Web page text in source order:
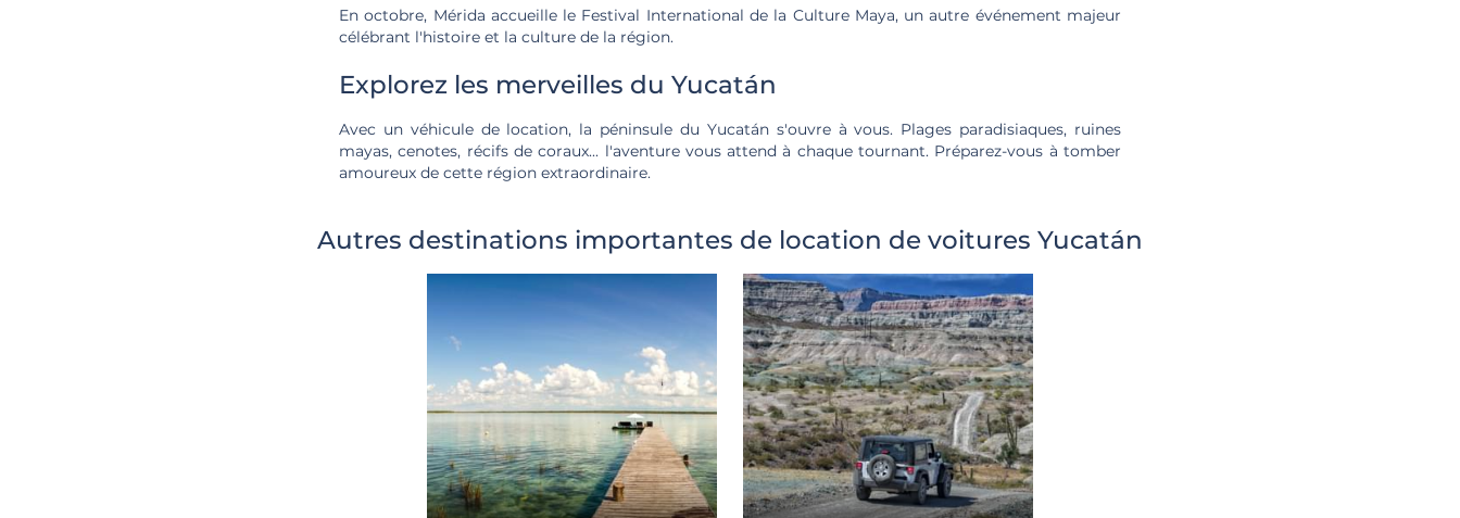
En octobre, Mérida accueille le Festival International de la Culture Maya, un autre événement majeur
célébrant l'histoire et la culture de la région.
Explorez les merveilles du Yucatán
Avec un véhicule de location, la péninsule du Yucatán s'ouvre à vous. Plages paradisiaques, ruines
mayas, cenotes, récifs de coraux... l'aventure vous attend à chaque tournant. Préparez-vous à tomber
amoureux de cette région extraordinaire.
Autres destinations importantes de location de voitures Yucatán